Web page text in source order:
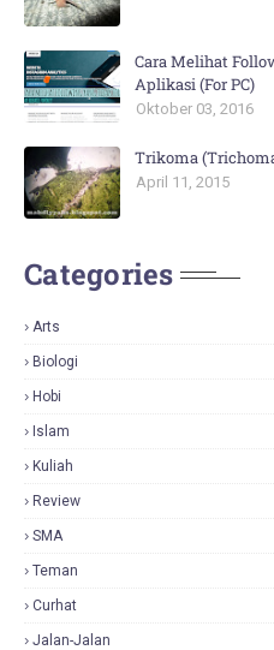
Cara Melihat
Aplikasi (For PC)
Oktober 03, 2016
Trikoma
April 11, 2015
Categories
Arts
Biologi
Hobi
Islam
Kuliah
Review
SMA
Teman
Curhat
Jalan-Jalan